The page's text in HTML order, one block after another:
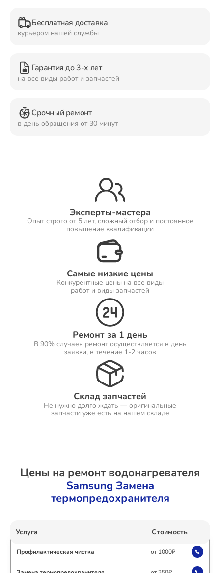
Бесплатная доставка
курьером нашей службы
Гарантия до 3-х лет
на все виды работ и запчастей
Срочный ремонт
в день обращения от 30 минут
Эксперты-мастера
Опыт строго от 5 лет, сложный отбор и постоянное
повышение квалификации
Самые низкие цены
Конкурентные цены на все виды
работ и виды запчастей
Ремонт за 1 день
В 90% случаев ремонт осуществляется в день
заявки, в течение 1-2 часов
Склад запчастей
Не нужно долго ждать — оригинальные
запчасти уже есть на нашем складе
Цены на ремонт водонагревателя
Samsung Замена
термопредохранителя
Услуга Стоимость
Профилактическая чистка от 1000₽
Ремонт Мониторов
Ремонт Домашних кинотеатров
Ремонт Наушников
Ремонт Саундбаров
Ремонт VR систем
Ремонт Сабвуферов
Ремонт Посудомоечных машин
Ремонт Холодильников
Ремонт Варочных панелей
Ремонт Акустических систем